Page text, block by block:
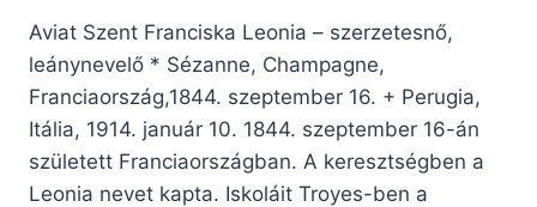
Aviat Szent Franciska Leonia – szerzetesnő,
leánynevelő * Sézanne, Champagne,
Franciaország,1844. szeptember 16. + Perugia,
Itália, 1914. január 10. 1844. szeptember 16-án
született Franciaországban. A keresztségben a
Leonia nevet kapta. Iskoláit Troyes-ben a